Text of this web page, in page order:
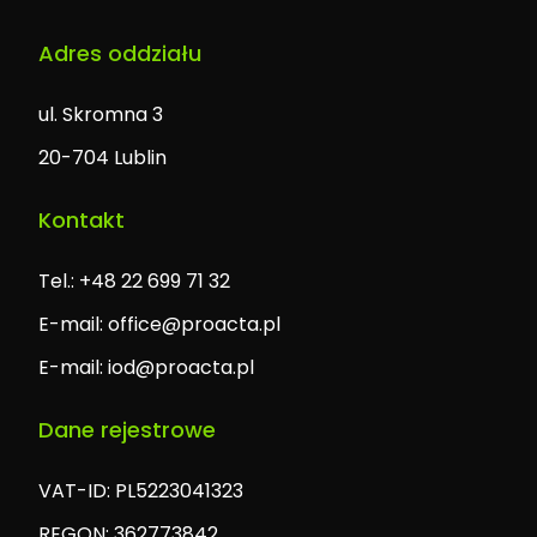
Adres oddziału
ul. Skromna 3
20-704 Lublin
Kontakt
Tel.: +48 22 699 71 32
E-mail: office@proacta.pl
E-mail: iod@proacta.pl
Dane rejestrowe
VAT-ID: PL5223041323